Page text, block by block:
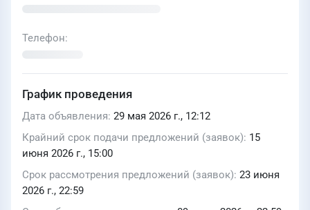
Телефон
График проведения
Дата объявления 29 мая 2026 г., 12:12
Крайний срок подачи предложений (заявок) 15
июня 2026 г., 15:00
Срок рассмотрения предложений (заявок) 23 июня
2026 г., 22:59